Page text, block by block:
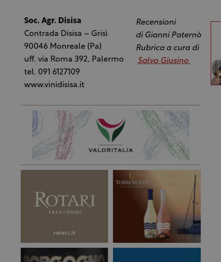
Soc. Agr. Disisa
Contrada Disisa – Grisì
90046 Monreale (Pa)
uff. via Roma 392, Palermo
tel. 091 6127109
www.vinidisisa.it
Recensioni
di Gianni Paternò
Rubrica a cura di
Salvo Giusino